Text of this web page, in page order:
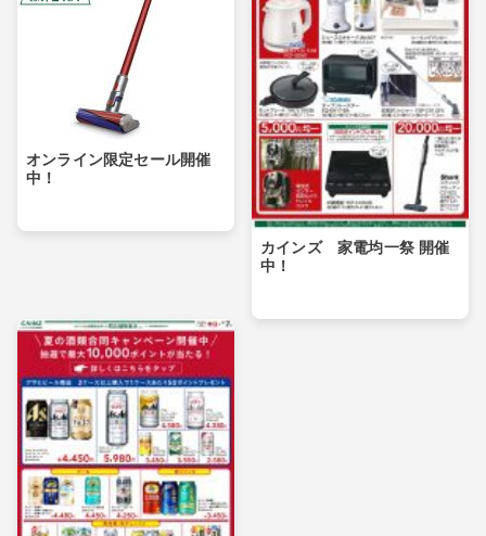
オンライン限定セール開催
中！
カインズ 家電均一祭 開催
中！